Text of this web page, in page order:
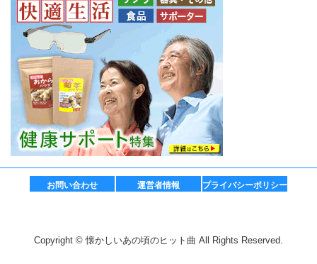
お問い合わせ 運営者情報 プライバシーポリシー
Copyright © 懐かしいあの頃のヒット曲 All Rights Reserved.